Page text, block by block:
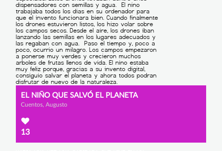
EL NIÑO QUE SALVÓ EL PLANETA
Cuentos, Augusto
13